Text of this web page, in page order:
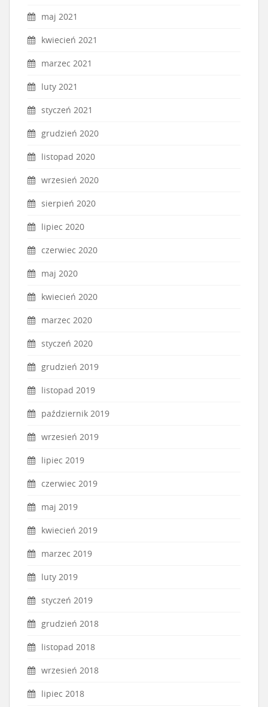
maj 2021
kwiecień 2021
marzec 2021
luty 2021
styczeń 2021
grudzień 2020
listopad 2020
wrzesień 2020
sierpień 2020
lipiec 2020
czerwiec 2020
maj 2020
kwiecień 2020
marzec 2020
styczeń 2020
grudzień 2019
listopad 2019
październik 2019
wrzesień 2019
lipiec 2019
czerwiec 2019
maj 2019
kwiecień 2019
marzec 2019
luty 2019
styczeń 2019
grudzień 2018
listopad 2018
wrzesień 2018
lipiec 2018